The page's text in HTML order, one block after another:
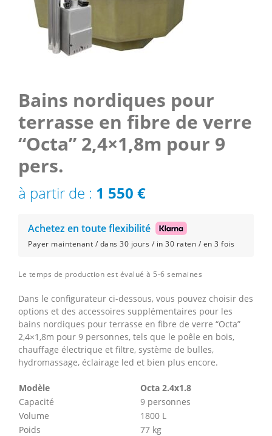
Bains nordiques pour
terrasse en fibre de verre
“Octa” 2,4×1,8m pour 9
pers.
à partir de : 1 550 €
Achetez en toute flexibilité
Payer maintenant / dans 30 jours / in 30 raten / en 3 fois
Le temps de production est évalué à 5-6 semaines
Dans le configurateur ci-dessous, vous pouvez choisir des
options et des accessoires supplémentaires pour les
bains nordiques pour terrasse en fibre de verre “Octa”
2,4×1,8m pour 9 personnes, tels que le poêle en bois,
chauffage électrique et filtre, système de bulles,
hydromassage, éclairage led et bien plus encore.
Modèle
Оcta 2.4x1.8
Capacité
9 personnes
Volume
1800 L
Poids
77 kg